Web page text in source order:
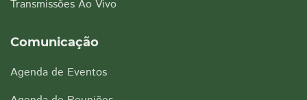
Transmissões Ao Vivo
Comunicação
Agenda de Eventos